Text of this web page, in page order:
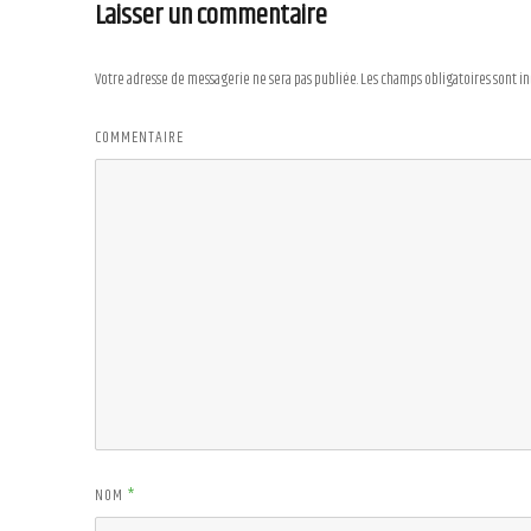
Laisser un commentaire
Votre adresse de messagerie ne sera pas publiée.Les champs obligatoires sont
COMMENTAIRE
NOM *